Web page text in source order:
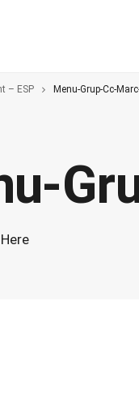
– ESP Menu-Grup-Cc-